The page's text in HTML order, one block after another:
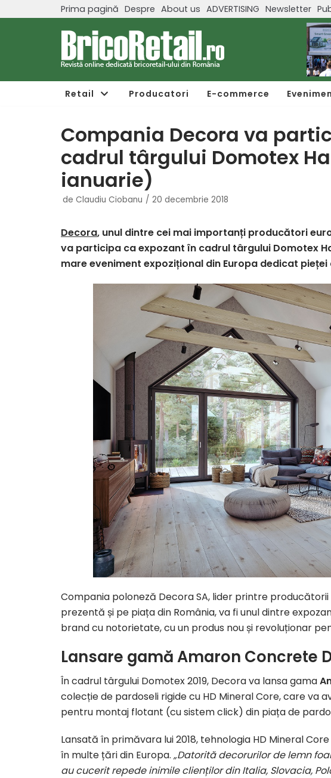
Prima pagină Despre About us ADVERTISING Newsletter
Retail Producatori E-commerce
Compania Decora va
cadrul târgului Domotex
ianuarie)
de Claudiu Ciobanu 20 decembrie 2018
Decora, unul dintre cei mai importanți producători
va participa ca expozant în cadrul târgului Domotex
mare eveniment expozițional din Europa dedicat
Compania poloneză Decora SA, lider printre
prezentă și pe piața din România, va fi unul dintre
brand cu notorietate, cu un produs nou și revoluționar
Lansare gamă Amaron Concrete
În cadrul târgului Domotex 2019, Decora va lansa gama
colecție de pardoseli rigide cu HD Mineral Core, care va
pentru montaj flotant (cu sistem click) din piața de
Lansată în primăvara lui 2018, tehnologia HD Mineral
în multe țări din Europa. „Datorită decorurilor de lemn
au cucerit repede inimile clienților din Italia, Slovacia,